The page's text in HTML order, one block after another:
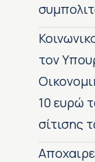
τον
10 ευρώ
σίτισης